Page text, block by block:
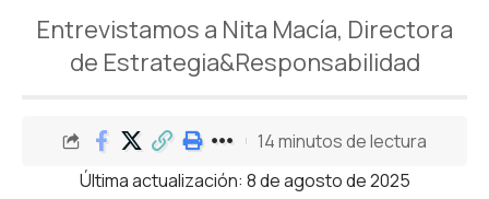
Entrevistamos a Nita Macía, Directora
de Estrategia&Responsabilidad
Última actualización: 8 de agosto de 2025
14 minutos de lectura